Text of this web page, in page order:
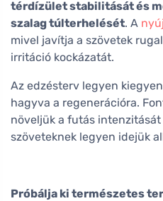
térdízület stabilitását és
szalag túlterhelését. A
mivel javítja a szövetek
irritáció kockázatát.
Az edzésterv legyen
hagyva a regenerációra.
növeljük a futás
szöveteknek legyen idejük
Próbálja ki természetes